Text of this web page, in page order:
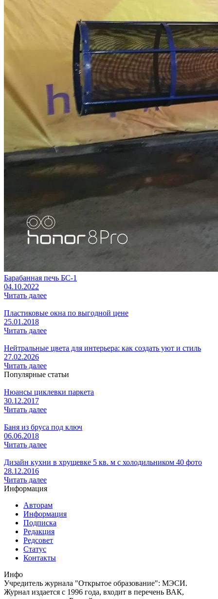
Барабанная печь БС-1
04.10.2022
Читать далее
Пластиковые окна по выгодной цене
25.01.2018
Читать далее
Нейтральные цвета для интерьера: как создать уют и стиль
27.02.2026
Читать далее
Популярные статьи
Нюансы циклевки паркета
30.12.2017
Читать далее
Баня из бруса под ключ
06.06.2018
Читать далее
Дизайн кухни в хрущевке 5 кв. м с холодильником 40 фото
28.12.2016
Читать далее
Информация
Авторам
Информация
Подписка
Редакция
Редсовет
Статус
Контакты
Инфо
Учредитель журнала "Открытое образование": МЭСИ.
Журнал издается с 1996 года, входит в перечень ВАК,